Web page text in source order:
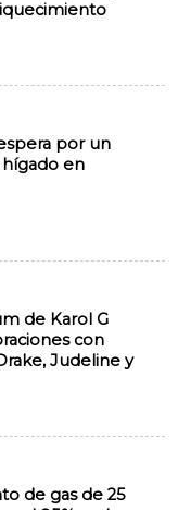
por un
en
de Karol G
con
Judeline y
de gas de 25